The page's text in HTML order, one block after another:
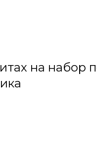
на набор